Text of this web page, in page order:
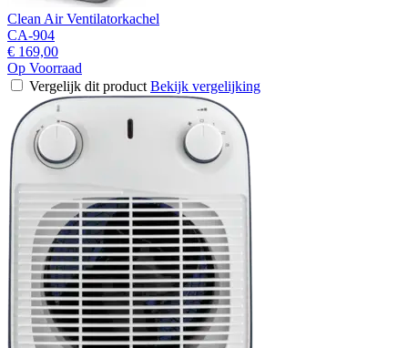
Clean Air Ventilatorkachel
CA-904
€ 169,00
Op Voorraad
Vergelijk dit product Bekijk vergelijking